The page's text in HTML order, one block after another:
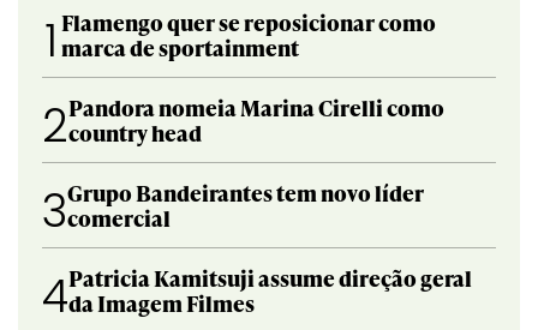
1 Flamengo quer se reposicionar como
marca de sportainment
2Pandora nomeia Marina Cirelli como
country head
3Grupo Bandeirantes tem novo líder
comercial
4Patricia Kamitsuji assume direção geral
da Imagem Filmes